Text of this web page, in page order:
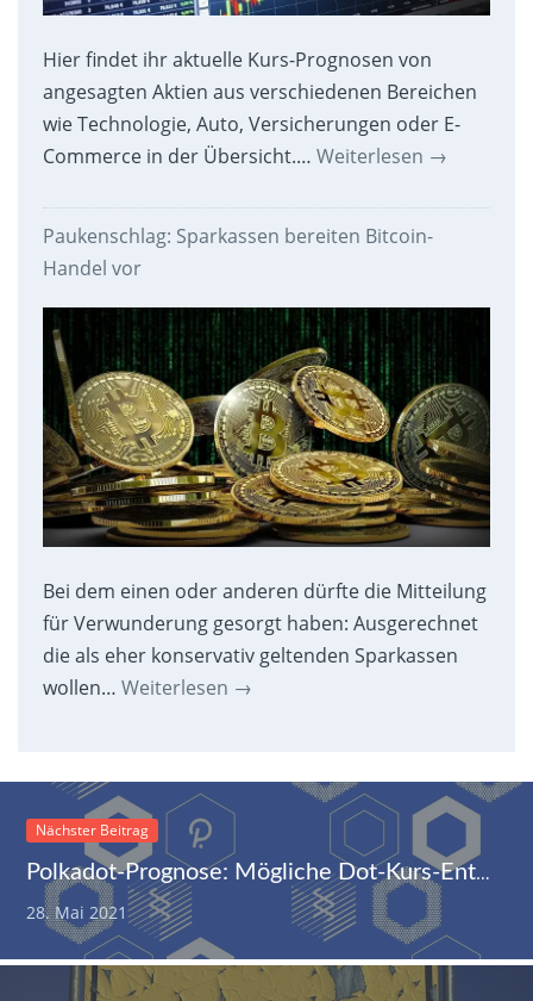
Hier findet ihr aktuelle Kurs-Prognosen von
angesagten Aktien aus verschiedenen Bereichen
wie Technologie, Auto, Versicherungen oder E-
Commerce in der Übersicht.… Weiterlesen →
Paukenschlag: Sparkassen bereiten Bitcoin-
Handel vor
Bei dem einen oder anderen dürfte die Mitteilung
für Verwunderung gesorgt haben: Ausgerechnet
die als eher konservativ geltenden Sparkassen
wollen… Weiterlesen →
Nächster Beitrag
Polkadot-Prognose: Mögliche Dot-Kurs-Entwicklung laut technischer Analyse
28. Mai 2021